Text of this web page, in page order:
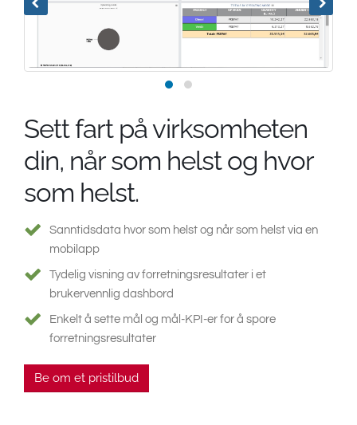
Sett fart på virksomheten
din, når som helst og hvor
som helst.
Sanntidsdata hvor som helst og når som helst via en
mobilapp
Tydelig visning av forretningsresultater i et
brukervennlig dashbord
Enkelt å sette mål og mål-KPI-er for å spore
forretningsresultater
Be om et pristilbud